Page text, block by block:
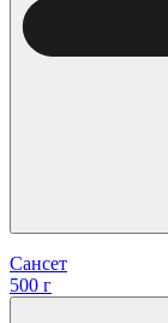
Сансет
500 г